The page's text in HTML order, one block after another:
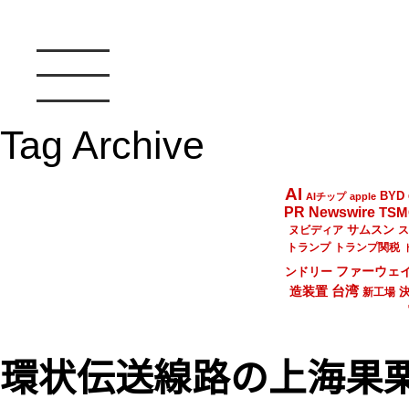
Tag Archive
AI AIチップ apple BYD
PR Newswire
ヌビディア サムスン
トランプ
トランプ関税
ンドリー ファーウェ
造装置 台湾 新工場
環状伝送線路の上海果